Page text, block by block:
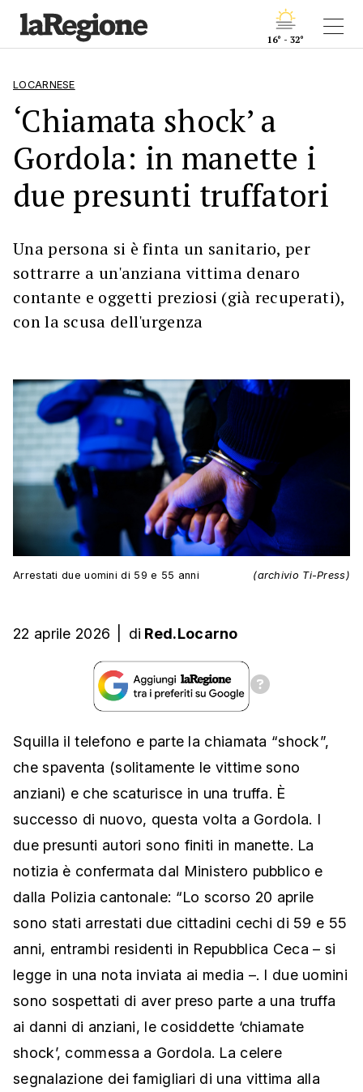
16° - 32°
LOCARNESE
‘Chiamata shock’ a
Gordola: in manette i
due presunti truffatori
Una persona si è finta un sanitario, per
sottrarre a un'anziana vittima denaro
contante e oggetti preziosi (già recuperati),
con la scusa dell'urgenza
Arrestati due uomini di 59 e 55 anni (archivio Ti-Press)
22 aprile 2026 di Red.Locarno
Squilla il telefono e parte la chiamata “shock”,
che spaventa (solitamente le vittime sono
anziani) e che scaturisce in una truffa. È
successo di nuovo, questa volta a Gordola. I
due presunti autori sono finiti in manette. La
notizia è confermata dal Ministero pubblico e
dalla Polizia cantonale: “Lo scorso 20 aprile
sono stati arrestati due cittadini cechi di 59 e 55
anni, entrambi residenti in Repubblica Ceca – si
legge in una nota inviata ai media –. I due uomini
sono sospettati di aver preso parte a una truffa
ai danni di anziani, le cosiddette ‘chiamate
shock’, commessa a Gordola. La celere
segnalazione dei famigliari di una vittima alla